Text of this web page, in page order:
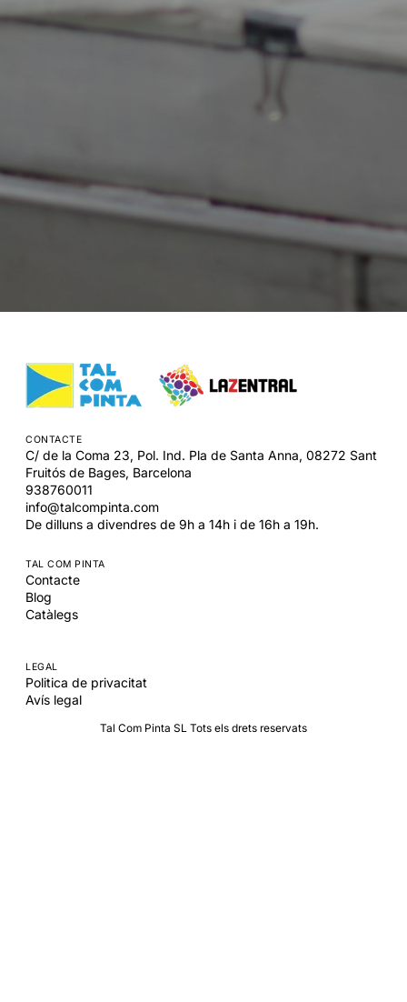
CONTACTE
C/ de la Coma 23, Pol. Ind. Pla de Santa Anna, 08272 Sant
Fruitós de Bages, Barcelona
938760011
info@talcompinta.com
De dilluns a divendres de 9h a 14h i de 16h a 19h.
TAL COM PINTA
Contacte
Blog
Catàlegs
LEGAL
Politica de privacitat
Avís legal
Tal Com Pinta SL Tots els drets reservats